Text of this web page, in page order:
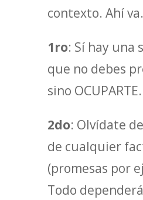
contexto. Ahí
1ro: Sí hay una
que no debes
sino OCUPARTE.
2do: Olvídate
de cualquier
(promesas por
Todo